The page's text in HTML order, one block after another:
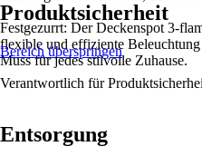
Festgezurrt: Der Deckenspot 3-
flexible und effiziente
Muss für jedes stilvolle Zuhause.
Produktsicherheit
Bereich überspringen
Verantwortlich für
Entsorgung